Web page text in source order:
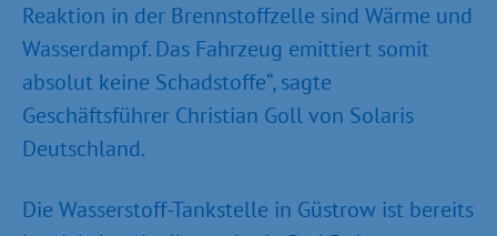
Reaktion in der Brennstoffzelle sind Wärme und
Wasserdampf. Das Fahrzeug emittiert somit
absolut keine Schadstoffe“, sagte
Geschäftsführer Christian Goll von Solaris
Deutschland.
Die Wasserstoff-Tankstelle in Güstrow ist bereits